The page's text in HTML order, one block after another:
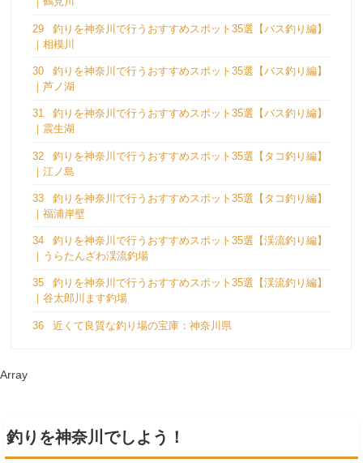
29
釣りを神奈川で行うおすすめスポット35選【バス釣り編】
｜相模川
30
釣りを神奈川で行うおすすめスポット35選【バス釣り編】
｜芦ノ湖
31
釣りを神奈川で行うおすすめスポット35選【バス釣り編】
｜震生湖
32
釣りを神奈川で行うおすすめスポット35選【タコ釣り編】
｜江ノ島
33
釣りを神奈川で行うおすすめスポット35選【タコ釣り編】
｜福浦岸壁
34
釣りを神奈川で行うおすすめスポット35選【渓流釣り編】
｜うらたんざわ渓流釣場
35
釣りを神奈川で行うおすすめスポット35選【渓流釣り編】
｜谷太郎川ます釣場
36 近くて良質な釣り場の宝庫：神奈川県
Array
釣りを神奈川でしよう！